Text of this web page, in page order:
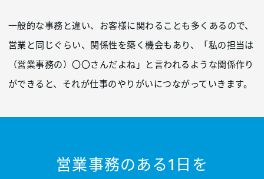
一般的な事務と違い、お客様に関わることも多くあるので、
営業と同じぐらい、関係性を築く機会もあり、「私の担当は
（営業事務の）〇〇さんだよね」と言われるような関係作り
ができると、それが仕事のやりがいにつながっていきます。
営業事務のある1日を